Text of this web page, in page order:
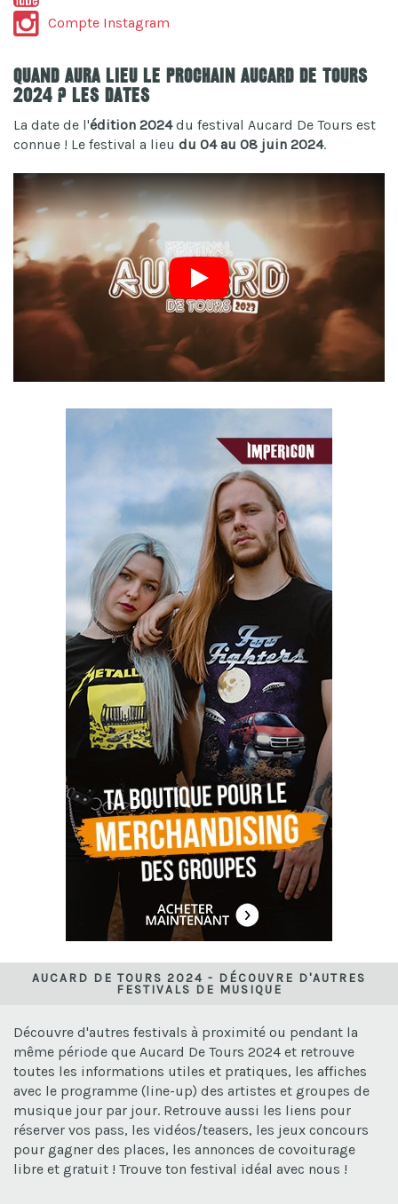
Compte Instagram
Quand aura lieu le prochain Aucard De Tours
2024 ? Les dates
La date de l'édition 2024du festival Aucard De Tours est
connue ! Le festival a lieu du 04 au 08 juin 2024.
AUCARD DE TOURS 2024 - DÉCOUVRE D'AUTRES
FESTIVALS DE MUSIQUE
Découvre d'autres festivals à proximité ou pendant la
même période que Aucard De Tours 2024 et retrouve
toutes les informations utiles et pratiques, les affiches
avec le programme (line-up) des artistes et groupes de
musique jour par jour. Retrouve aussi les liens pour
réserver vos pass, les vidéos/teasers, les jeux concours
pour gagner des places, les annonces de covoiturage
libre et gratuit ! Trouve ton festival idéal avec nous !